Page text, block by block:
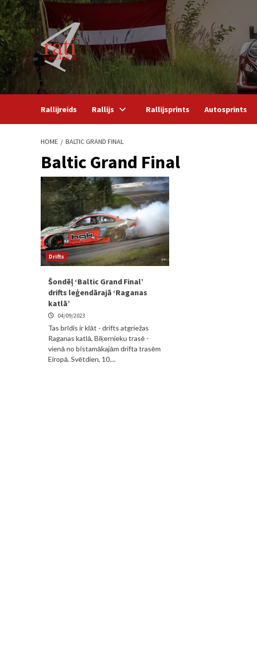
Skip
to
content
Rallijreids Rallijs Rallijsprints Autosprints
HOME BALTIC GRAND FINAL
Baltic Grand Final
Drifts
Šondēļ ‘Baltic Grand Final’
drifts leģendārajā ‘Raganas
katlā’
04/09/2023
Tas brīdis ir klāt - drifts atgriežas
Raganas katlā, Biķernieku trasē -
vienā no bīstamākajām drifta trasēm
Eiropā. Svētdien, 10....